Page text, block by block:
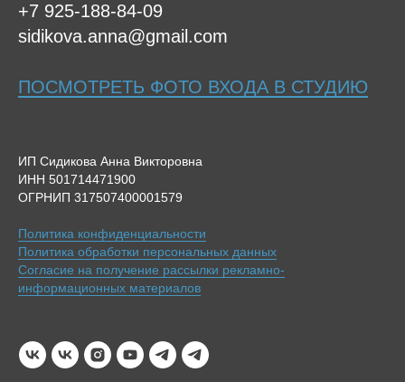
+7 925-188-84-09
sidikova.anna@gmail.com
ПОСМОТРЕТЬ ФОТО ВХОДА В СТУДИЮ
ИП Сидикова Анна Викторовна
ИНН 501714471900
ОГРНИП 317507400001579
Политика конфиденциальности
Политика обработки персональных данных
Согласие на получение рассылки рекламно-
информационных материалов